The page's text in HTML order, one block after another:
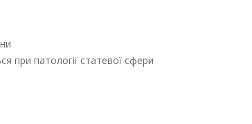
при патології статевої сфери